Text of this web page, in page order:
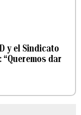
y el Sindicato
dar